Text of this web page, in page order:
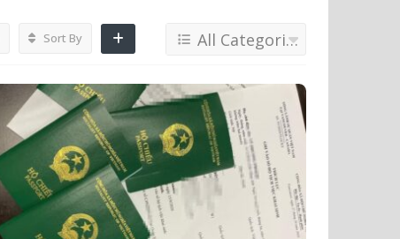
Sort By All Categories